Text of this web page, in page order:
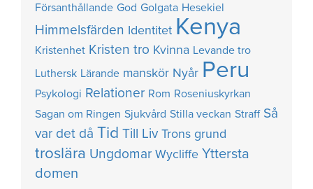
Försanthållande God Golgata Hesekiel
Himmelsfärden Identitet Kenya
Kristenhet Kristen tro Kvinna Levande tro
Luthersk Lärande manskör Nyår Peru
Psykologi Relationer Rom Roseniuskyrkan
Sagan om Ringen Sjukvård Stilla veckan Straff Så
var det då Tid Till Liv Trons grund
troslära Ungdomar Wycliffe Yttersta
domen